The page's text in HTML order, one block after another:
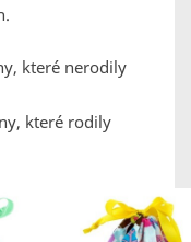
které nerodily
které rodily